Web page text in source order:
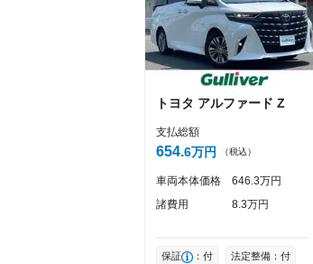
トヨタ アルファード Z
支払総額
654 6万円 （税込）
車両本体価格 646 3万円
諸費用
8 3万円
保証 ：付 法定整備：付